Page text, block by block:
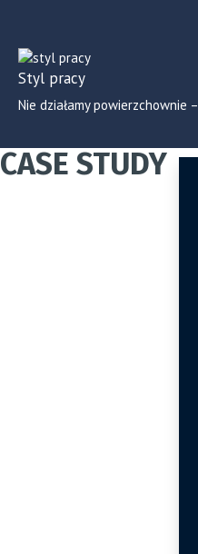
Styl pracy
Nie działamy powierzchownie –
CASE STUDY